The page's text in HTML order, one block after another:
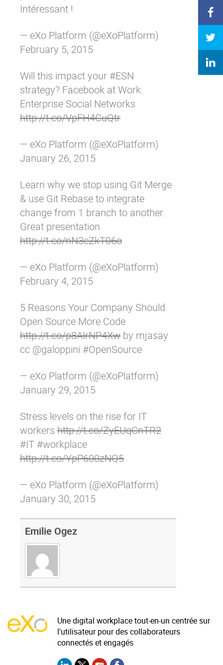
Intéressant !
— eXo Platform (@eXoPlatform)
February 5, 2015
Will this impact your #ESN
strategy? Facebook at Work:
Enterprise Social Networks
http://t.co/VpFH4CuQtr
— eXo Platform (@eXoPlatform)
January 26, 2015
Learn why we stop using Git Merge
& use Git Rebase to integrate
change from 1 branch to another.
Great presentation
http://t.co/nN3cZkT06o
— eXo Platform (@eXoPlatform)
February 4, 2015
5 Reasons Your Company Should
Open Source More Code
http://t.co/p8AIrNP4Xw by mjasay
cc @galoppini #OpenSource
— eXo Platform (@eXoPlatform)
January 29, 2015
Stress levels on the rise for IT
workers http://t.co/ZyEUqCnTR2
#IT #workplace
http://t.co/YpP600zNQ5
— eXo Platform (@eXoPlatform)
January 30, 2015
Emilie Ogez
Une digital workplace tout-en-un centrée sur
l'utilisateur pour des collaborateurs
connectés et engagés